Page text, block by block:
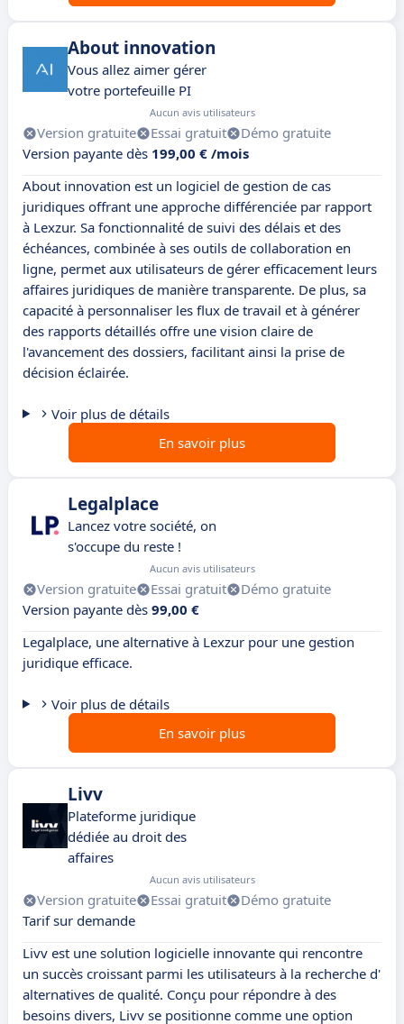
About innovation
Vous allez aimer gérer
votre portefeuille PI
Aucun avis utilisateurs
Version gratuite Essai gratuit
Démo gratuite
Version payante dès 199,00 € /mois
About innovation est un logiciel de gestion de cas
juridiques offrant une approche différenciée par rapport
à Lexzur. Sa fonctionnalité de suivi des délais et des
échéances, combinée à ses outils de collaboration en
ligne, permet aux utilisateurs de gérer efficacement leurs
affaires juridiques de manière transparente. De plus, sa
capacité à personnaliser les flux de travail et à générer
des rapports détaillés offre une vision claire de
l'avancement des dossiers, facilitant ainsi la prise de
décision éclairée.
Voir plus de détails
En savoir plus
Legalplace
Lancez votre société, on
s'occupe du reste !
Aucun avis utilisateurs
Version gratuite Essai gratuit
Démo gratuite
Version payante dès 99,00 €
Legalplace, une alternative à Lexzur pour une gestion
juridique efficace.
Voir plus de détails
En savoir plus
Livv
Plateforme juridique
dédiée au droit des
affaires
Aucun avis utilisateurs
Version gratuite Essai gratuit
Démo gratuite
Tarif sur demande
Livv est une solution logicielle innovante qui rencontre
un succès croissant parmi les utilisateurs à la recherche d'
alternatives de qualité. Conçu pour répondre à des
besoins divers, Livv se positionne comme une option